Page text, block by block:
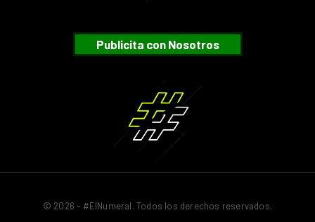
Publicita con Nosotros
© 2026 - #ElNumeral. Todos los derechos reservados.